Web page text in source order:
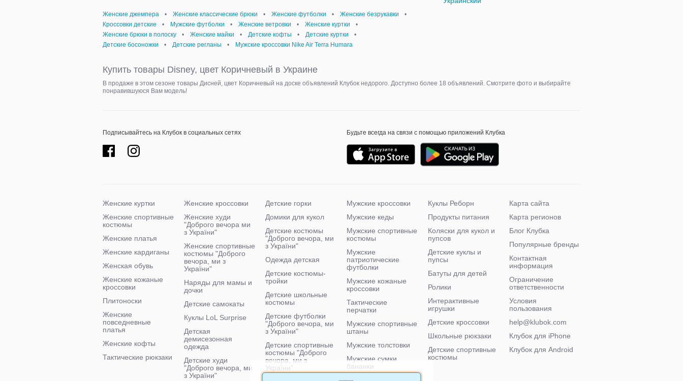
Женские джемпера • Женские классические брюки • Женские футболки • Женские безрукавки
•
Кроссовки детские
• Мужские футболки • Женские ветровки • Женские куртки
•
Женские брюки в полоску
• Женские майки • Детские кофты • Детские куртки
•
Детские босоножки
• Детские регланы • Мужские кроссовки Nike Air Terra Humara
Купить товары Disney, цвет Коричневый в Украине
В продаже в этом сезоне товары Дисней, цвет Коричневый на доске объявлений Клубок недорого. Доступно более 18 объявлений. Смотрите фото и выбирайте
понравившуюся Вам модель!
Подписывайтесь на Клубок в социальных сетях Будьте всегда на связи с помощью приложений Клубка
Женские куртки
Женские спортивные
костюмы
Женские платья
Женские кардиганы
Женская обувь
Женские кожаные
кроссовки
Плитоноски
Женские
повседневные
платья
Женские кофты
Тактические рюкзаки
Женские кроссовки
Женские худи
"Доброго вечора ми
з України"
Женские спортивные
костюмы "Доброго
вечора, ми з
України"
Наряды для мамы и
дочки
Детские самокаты
Куклы LoL Surprise
Детская
демисезонная
одежда
Детские худи
"Доброго вечора, ми
з України"
Детские горки
Домики для кукол
Детские костюмы
"Доброго вечора, ми
з України"
Одежда детская
Детские костюмы-
тройки
Детские школьные
костюмы
Детские футболки
"Доброго вечора, ми
з України"
Детские спортивные
костюмы "Доброго
вечора, ми з
України"
Мужские кроссовки
Мужские кеды
Мужские спортивные
костюмы
Мужские
патриотические
футболки
Мужские кожаные
кроссовки
Тактические
перчатки
Мужские спортивные
штаны
Мужские толстовки
Мужские сумки
бананки
Куклы Реборн
Продукты питания
Коляски для кукол и
пупсов
Детские куклы и
пупсы
Батуты для детей
Ролики
Интерактивные
игрушки
Детские кроссовки
Школьные рюкзаки
Детские спортивные
костюмы
Карта сайта
Карта регионов
Блог Клубка
Популярные бренды
Контактная
информация
Ограничение
ответственности
Условия
пользования
help@klubok.com
Клубок для iPhone
Клубок для Android